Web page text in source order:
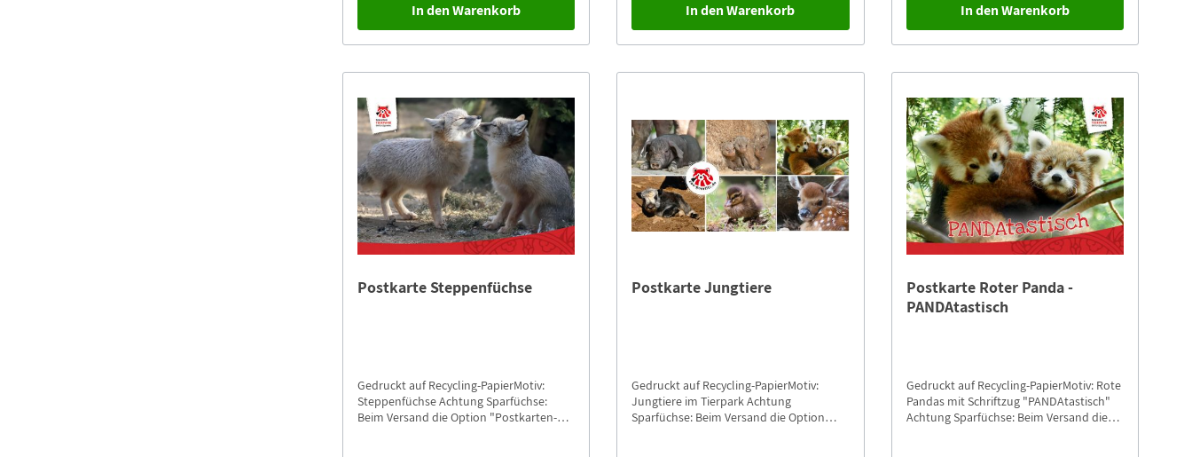
In den Warenkorb In den Warenkorb In den Warenkorb
Postkarte Steppenfüchse
Gedruckt auf Recycling-PapierMotiv:
Steppenfüchse Achtung Sparfüchse:
Beim Versand die Option "Postkarten-
Postkarte Jungtiere
Gedruckt auf Recycling-PapierMotiv:
Jungtiere im Tierpark Achtung
Sparfüchse: Beim Versand die Option
Postkarte Roter Panda -
PANDAtastisch
Gedruckt auf Recycling-PapierMotiv: Rote
Pandas mit Schriftzug "PANDAtastisch"
Achtung Sparfüchse: Beim Versand die